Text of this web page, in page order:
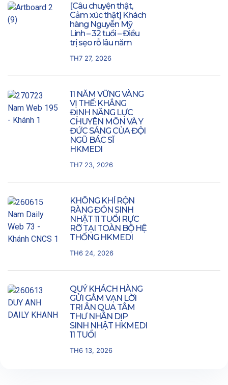
[Câu chuyện thật,
Cảm xúc thật] Khách
hàng Nguyễn Mỹ
Linh – 32 tuổi – Điều
trị sẹo rỗ lâu năm
TH7 27, 2026
11 NĂM VỮNG VÀNG
VỊ THẾ: KHẲNG
ĐỊNH NĂNG LỰC
CHUYÊN MÔN VÀ Y
ĐỨC SÁNG CỦA ĐỘI
NGŨ BÁC SĨ
HKMEDI
TH7 23, 2026
KHÔNG KHÍ RỘN
RÀNG ĐÓN SINH
NHẬT 11 TUỔI RỰC
RỠ TẠI TOÀN BỘ HỆ
THỐNG HKMEDI
TH6 24, 2026
QUÝ KHÁCH HÀNG
GỬI GẮM VẠN LỜI
TRI ÂN QUA TÂM
THƯ NHÂN DỊP
SINH NHẬT HKMEDI
11 TUỔI
TH6 13, 2026